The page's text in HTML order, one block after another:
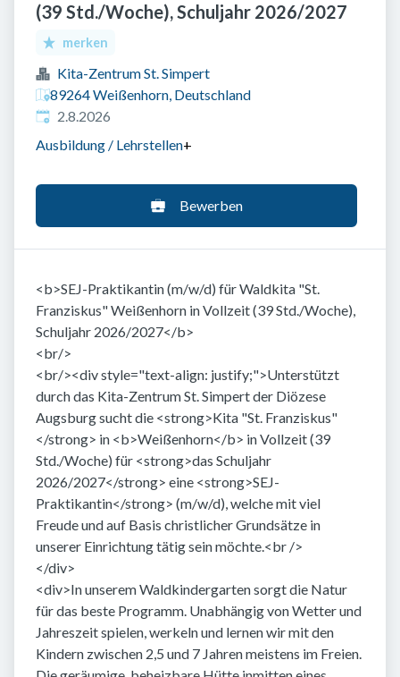
(39 Std./Woche), Schuljahr 2026/2027
merken
Kita-Zentrum St. Simpert
89264 Weißenhorn, Deutschland
Veröffentlicht
2.8.2026
Ausbildung / Lehrstellen+
Bewerben
<b>SEJ-Praktikantin (m/w/d) für Waldkita "St.
Franziskus" Weißenhorn in Vollzeit (39 Std./Woche),
Schuljahr 2026/2027</b>
<br/>
<br/><div style="text-align: justify;">Unterstützt
durch das Kita-Zentrum St. Simpert der Diözese
Augsburg sucht die <strong>Kita "St. Franziskus"
</strong> in <b>Weißenhorn</b> in Vollzeit (39
Std./Woche) für <strong>das Schuljahr
2026/2027</strong> eine <strong>SEJ-
Praktikantin</strong> (m/w/d), welche mit viel
Freude und auf Basis christlicher Grundsätze in
unserer Einrichtung tätig sein möchte.<br />
</div>
<div>In unserem Waldkindergarten sorgt die Natur
für das beste Programm. Unabhängig von Wetter und
Jahreszeit spielen, werkeln und lernen wir mit den
Kindern zwischen 2,5 und 7 Jahren meistens im Freien.